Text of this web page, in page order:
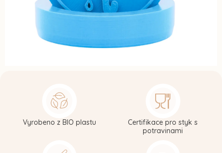
Vyrobeno z BIO plastu
Certifikace pro styk s
potravinami